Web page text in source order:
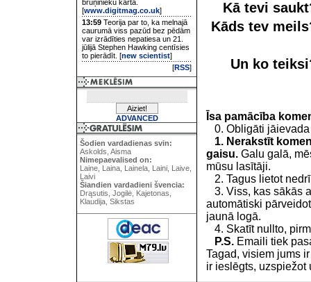
bruņinieku kārtā.
[www.digitmag.co.uk]
13:59 Teorija par to, ka melnajā
caurumā viss pazūd bez pēdām
var izrādīties nepatiesa un 21.
jūlijā Stephen Hawking centīsies
to pierādīt. [new scientist]
[RSS]
ADVANCED
Šodien vardadienas svin:
Askolds, Aisma
Nimepaevalised on:
Laine, Laina, Lainela, Laini, Laive,
Laivi
Šiandien vardadieni švencia:
Drąsutis, Jogilė, Kajetonas,
Klaudija, Sikstas
Kā tevi
Kāds tev
Un ko
Īsa pamācība
0. Obligāti jāievada
1. Nerakstīt
gaisu. Galu galā,
mūsu lasītāji.
2. Tagus lietot
3. Viss, kas sākās
automātiski
jaunā logā.
4. Skatīt nullto,
P.S. Emaili tiek
Tagad, visiem jums
ir ieslēgts, uzspiežot